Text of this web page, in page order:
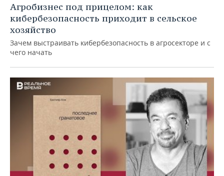
Агробизнес под прицелом: как
кибербезопасность приходит в сельское
хозяйство
Зачем выстраивать кибербезопасность в агросекторе и с
чего начать